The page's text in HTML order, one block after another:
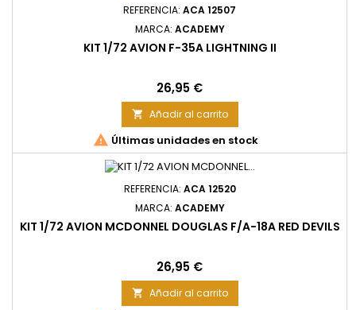
REFERENCIA: ACA 12507
MARCA: ACADEMY
KIT 1/72 AVION F-35A LIGHTNING II
Precio
26,95 €
 Añadir al carrito
 Últimas unidades en stock
REFERENCIA: ACA 12520
MARCA: ACADEMY
KIT 1/72 AVION MCDONNEL DOUGLAS F/A-18A RED DEVILS
Precio
26,95 €
 Añadir al carrito